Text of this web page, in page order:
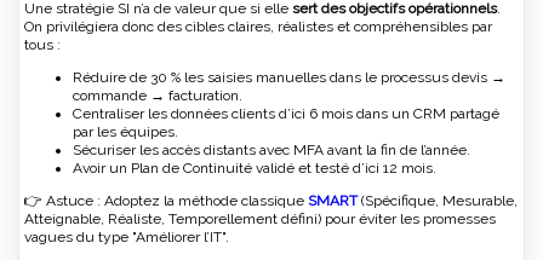
Une stratégie SI n’a de valeur que si elle sert des objectifs opérationnels.
On privilégiera donc des cibles claires, réalistes et compréhensibles par
tous :
Réduire de 30 % les saisies manuelles dans le processus devis →
commande → facturation.
Centraliser les données clients d’ici 6 mois dans un CRM partagé
par les équipes.
Sécuriser les accès distants avec MFA avant la fin de l’année.
Avoir un Plan de Continuité validé et testé d’ici 12 mois.
👉 Astuce : Adoptez la méthode classique SMART (Spécifique, Mesurable,
Atteignable, Réaliste, Temporellement défini) pour éviter les promesses
vagues du type "Améliorer l’IT".